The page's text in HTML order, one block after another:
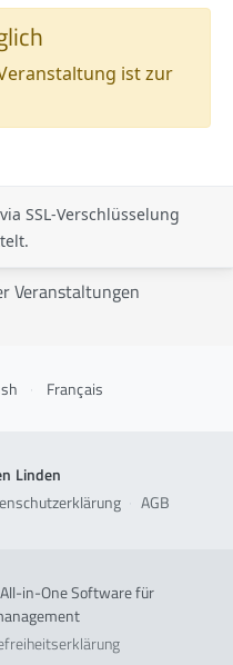
ist zur
SSL-Verschlüsselung
Veranstaltungen
· Français
Linden
AGB
in-One Software für